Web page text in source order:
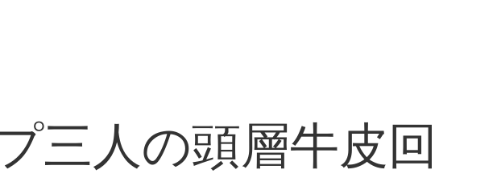
三人の頭層牛皮回